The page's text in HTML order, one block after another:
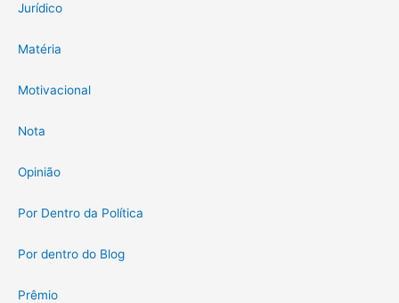
Jurídico
Matéria
Motivacional
Nota
Opinião
Por Dentro da Política
Por dentro do Blog
Prêmio